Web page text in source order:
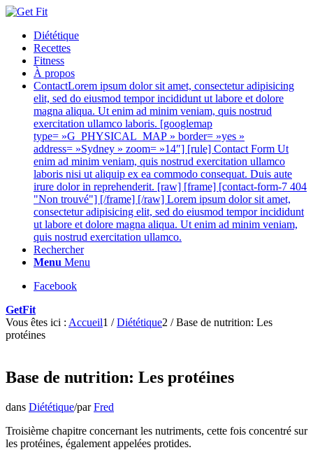
Diététique
Recettes
Fitness
À propos
ContactLorem ipsum dolor sit amet, consectetur adipisicing
elit, sed do eiusmod tempor incididunt ut labore et dolore
magna aliqua. Ut enim ad minim veniam, quis nostrud
exercitation ullamco laboris. [googlemap
type= »G_PHYSICAL_MAP » border= »yes »
address= »Sydney » zoom= »14″] [rule] Contact Form Ut
enim ad minim veniam, quis nostrud exercitation ullamco
laboris nisi ut aliquip ex ea commodo consequat. Duis aute
irure dolor in reprehenderit. [raw] [frame] [contact-form-7 404
"Non trouvé"] [/frame] [/raw] Lorem ipsum dolor sit amet,
consectetur adipisicing elit, sed do eiusmod tempor incididunt
ut labore et dolore magna aliqua. Ut enim ad minim veniam,
quis nostrud exercitation ullamco.
Rechercher
Menu Menu
Facebook
GetFit
Vous êtes ici : Accueil1 / Diététique2 / Base de nutrition: Les
protéines
Base de nutrition: Les protéines
dans Diététique/parFred
Troisième chapitre concernant les nutriments, cette fois concentré sur
les protéines, également appelées protides.